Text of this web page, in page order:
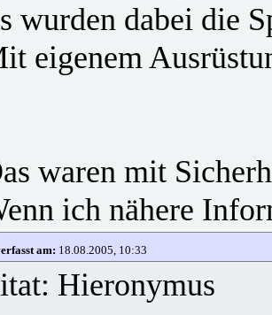
wurden dabei die
eigenem
waren mit
ich nähere
am: 18.08.2005, 10:33
Hieronymus